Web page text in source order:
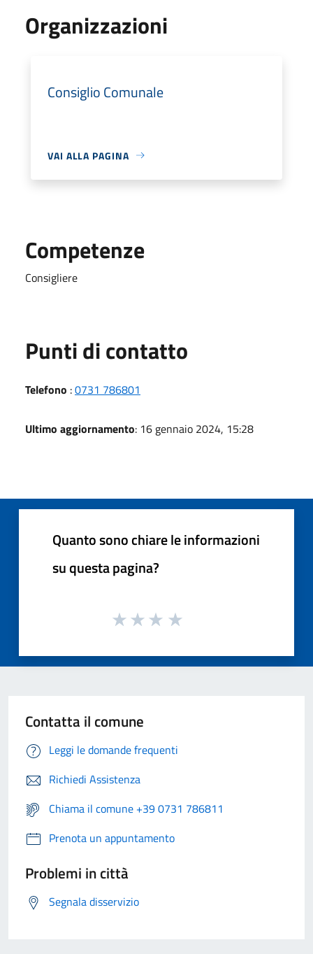
Organizzazioni
Consiglio Comunale
VAI ALLA PAGINA
Competenze
Consigliere
Punti di contatto
Telefono :0731 786801
Ultimo aggiornamento: 16 gennaio 2024, 15:28
Quanto sono chiare le informazioni
su questa pagina?
Contatta il comune
Leggi le domande frequenti
Richiedi Assistenza
Chiama il comune +39 0731 786811
Prenota un appuntamento
Problemi in città
Segnala disservizio